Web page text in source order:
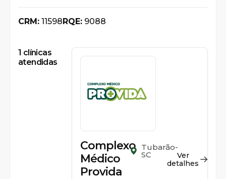
CRM: 11598RQE: 9088
1 clínicas
atendidas
Complexo
Médico
Provida
Tubarão-
SC
Ver
detalhes